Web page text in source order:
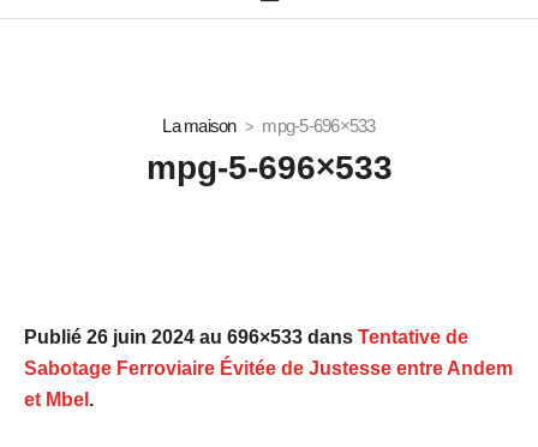
La maison mpg-5-696×533
mpg-5-696×533
Publié 26 juin 2024 au 696×533 dans Tentative de
Sabotage Ferroviaire Évitée de Justesse entre Andem
et Mbel .